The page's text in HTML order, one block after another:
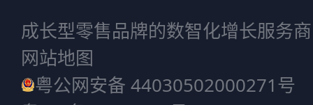
成长型零售品牌的数智化增长服务商
网站地图
粤公网安备 44030502000271号